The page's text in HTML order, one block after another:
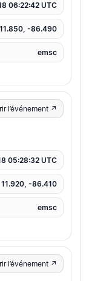
06:22:42 UTC
11.850, -86.490
emsc
l’événement ↗
05:28:32 UTC
11.920, -86.410
emsc
l’événement ↗